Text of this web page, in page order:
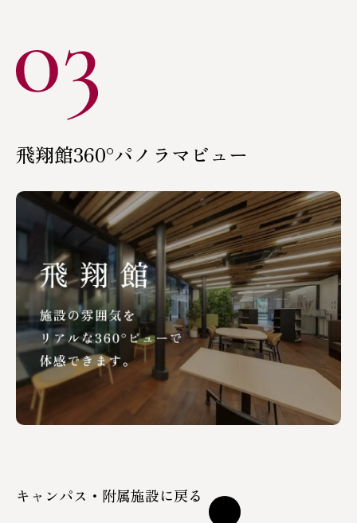
飛翔館360°パノラマビュー
キャンパス・附属施設に戻る